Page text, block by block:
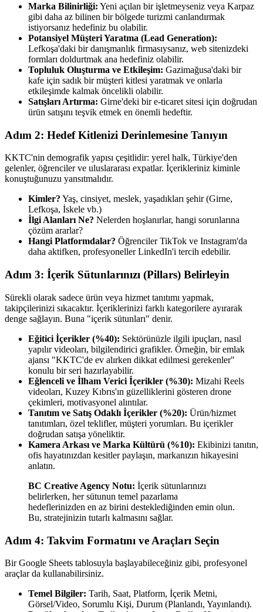
Marka Bilinirliği: Yeni açılan bir işletmeyseniz veya Karpaz
gibi daha az bilinen bir bölgede turizmi canlandırmak
istiyorsanız hedefiniz bu olabilir.
Potansiyel Müşteri Yaratma (Lead Generation):
Lefkoşa'daki bir danışmanlık firmasıysanız, web sitenizdeki
formları doldurtmak ana hedefiniz olabilir.
Topluluk Oluşturma ve Etkileşim: Gazimağusa'daki bir
kafe için sadık bir müşteri kitlesi yaratmak ve onlarla
etkileşimde kalmak öncelikli olabilir.
Satışları Artırma: Girne'deki bir e-ticaret sitesi için doğrudan
ürün satışını teşvik etmek en önemli hedeftir.
Adım 2: Hedef Kitlenizi Derinlemesine Tanıyın
KKTC'nin demografik yapısı çeşitlidir: yerel halk, Türkiye'den
gelenler, öğrenciler ve uluslararası expatlar. İçerikleriniz kiminle
konuştuğunuzu yansıtmalıdır.
Kimler? Yaş, cinsiyet, meslek, yaşadıkları şehir (Girne,
Lefkoşa, İskele vb.)
İlgi Alanları Ne? Nelerden hoşlanırlar, hangi sorunlarına
çözüm ararlar?
Hangi Platformdalar? Öğrenciler TikTok ve Instagram'da
daha aktifken, profesyoneller LinkedIn'i tercih edebilir.
Adım 3: İçerik Sütunlarınızı (Pillars) Belirleyin
Sürekli olarak sadece ürün veya hizmet tanıtımı yapmak,
takipçilerinizi sıkacaktır. İçeriklerinizi farklı kategorilere ayırarak
denge sağlayın. Buna "içerik sütunları" denir.
Eğitici İçerikler (%40): Sektörünüzle ilgili ipuçları, nasıl
yapılır videoları, bilgilendirici grafikler. Örneğin, bir emlak
ajansı "KKTC'de ev alırken dikkat edilmesi gerekenler"
konulu bir seri hazırlayabilir.
Eğlenceli ve İlham Verici İçerikler (%30): Mizahi Reels
videoları, Kuzey Kıbrıs'ın güzelliklerini gösteren drone
çekimleri, motivasyonel alıntılar.
Tanıtım ve Satış Odaklı İçerikler (%20): Ürün/hizmet
tanıtımları, özel teklifler, müşteri yorumları. Bu içerikler
doğrudan satışa yöneliktir.
Kamera Arkası ve Marka Kültürü (%10): Ekibinizi tanıtın,
ofis hayatınızdan kesitler paylaşın, markanızın hikayesini
anlatın.
BC Creative Agency Notu: İçerik sütunlarınızı
belirlerken, her sütunun temel pazarlama
hedeflerinizden en az birini desteklediğinden emin olun.
Bu, stratejinizin tutarlı kalmasını sağlar.
Adım 4: Takvim Formatını ve Araçları Seçin
Bir Google Sheets tablosuyla başlayabileceğiniz gibi, profesyonel
araçlar da kullanabilirsiniz.
Temel Bilgiler: Tarih, Saat, Platform, İçerik Metni,
Görsel/Video, Sorumlu Kişi, Durum (Planlandı, Yayınlandı).